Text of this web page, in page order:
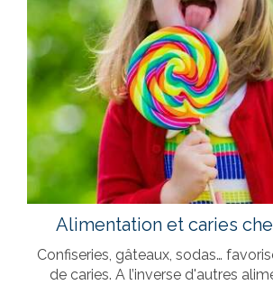
Alimentation et caries
Confiseries, gâteaux, sodas…
de caries. A l’inverse d'autres